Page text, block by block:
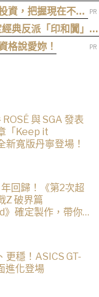
整理
資，把握現在不嫌
典反派「印和闐」也
格說愛妳！
ROSÉ 與 SGA 發表
「Keep it
新寬版丹寧登場！
回歸！《第2次超
Z 破界篇
》確定製作，帶你
更穩！ASICS GT-
進化登場